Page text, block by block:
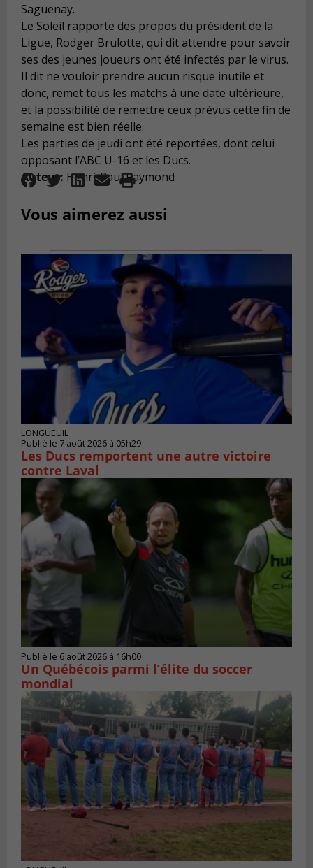
Saguenay.
Le Soleil rapporte des propos du président de la
Ligue, Rodger Brulotte, qui dit attendre pour savoir
ses des jeunes joueurs ont été infectés par le virus.
Il dit ne vouloir prendre aucun risque inutile et
donc, remet tous les matchs à une date ultérieure,
et la possibilité de remettre ceux prévus cette fin de
semaine est bien réelle.
Les parties de jeudi ont été reportées, dont celui
opposant l’ABC U-16 et les Ducs.
Auteur: Henri-Paul Raymond
Vous aimerez aussi
LONGUEUIL
Publié le 7 août 2026 à 05h29
Les Ducs remportent une autre victoire
contre Laval
Publié le 6 août 2026 à 16h00
Un Québécois parmi l’élite du soccer
mondial